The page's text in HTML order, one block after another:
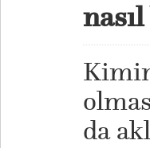
da